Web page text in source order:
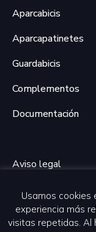
Aparcabicis
Aparcapatinetes
Guardabicis
Complementos
Documentación
Aviso legal
Política de
Política de cookies
Usamos cookies
experiencia más
visitas repetidas. Al